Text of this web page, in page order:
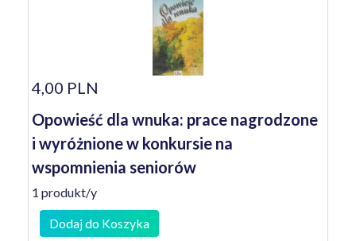
4,00 PLN
Opowieść dla wnuka: prace nagrodzone
i wyróżnione w konkursie na
wspomnienia seniorów
1 produkt/y
Dodaj do Koszyka